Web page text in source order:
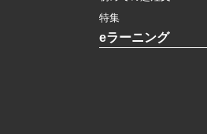
特集
eラーニング